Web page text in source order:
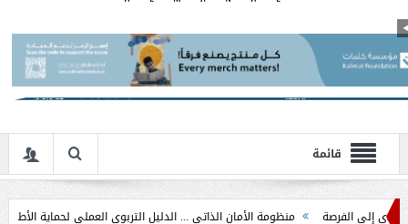
قائمة
الفرصة منظومة الأمان الذاتي ... الدليل التربوي العملي لحماية الأطفال في